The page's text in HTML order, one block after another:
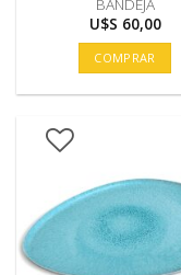
U$S 60,00
COMPRAR